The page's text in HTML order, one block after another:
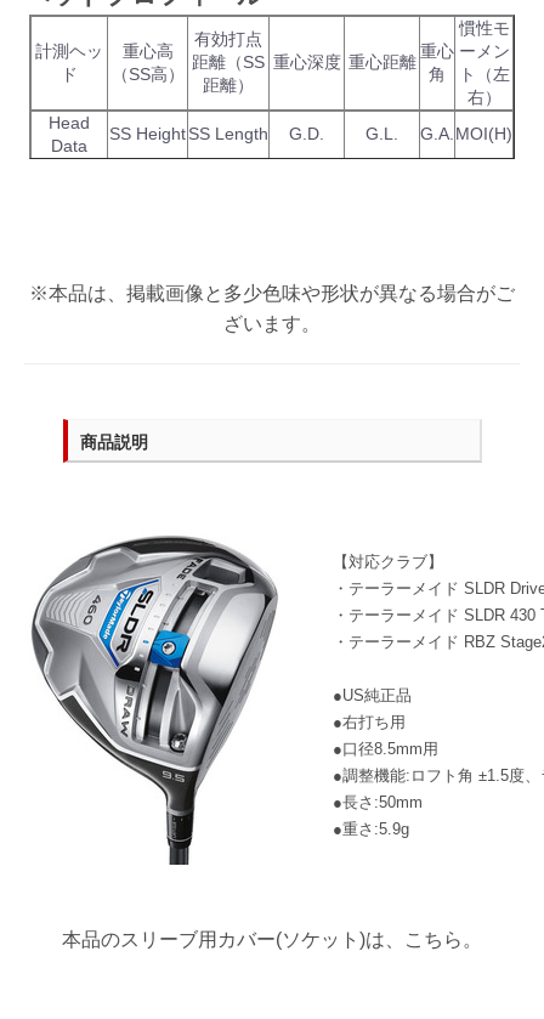
お買い物を続ける
お買い物を続ける パーツの選択へ進む
計測ヘッ
ド
重心高
（SS高）
有効打点
距離（SS
距離）
重心深度 重心距離
重心
角
慣性モ
ーメン
ト（左
右）
Head
Data
SS HeightSS Length G.D. G.L. G.A.MOI(H)
※本品は、掲載画像と多少色味や形状が異なる場合がご
ざいます。
商品説明
【対応クラブ】
・テーラーメイド SLDR
・テーラーメイド SLDR
・テーラーメイド RBZ
●US純正品
●右打ち用
●口径8.5mm用
●調整機能:ロフト角 ±1.5度
●長さ:50mm
●重さ:5.9g
本品のスリーブ用カバー(ソケット)は、 こちら 。